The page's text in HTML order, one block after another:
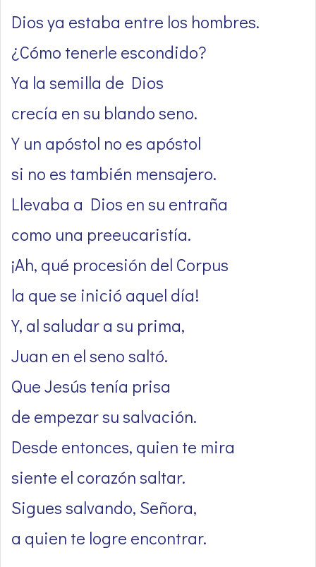
Dios ya estaba entre los hombres.
¿Cómo tenerle escondido?
Ya la semilla de Dios
crecía en su blando seno.
Y un apóstol no es apóstol
si no es también mensajero.
Llevaba a Dios en su entraña
como una preeucaristía.
¡Ah, qué procesión del Corpus
la que se inició aquel día!
Y, al saludar a su prima,
Juan en el seno saltó.
Que Jesús tenía prisa
de empezar su salvación.
Desde entonces, quien te mira
siente el corazón saltar.
Sigues salvando, Señora,
a quien te logre encontrar.